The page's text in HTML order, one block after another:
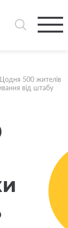
500 жителів
від штабу